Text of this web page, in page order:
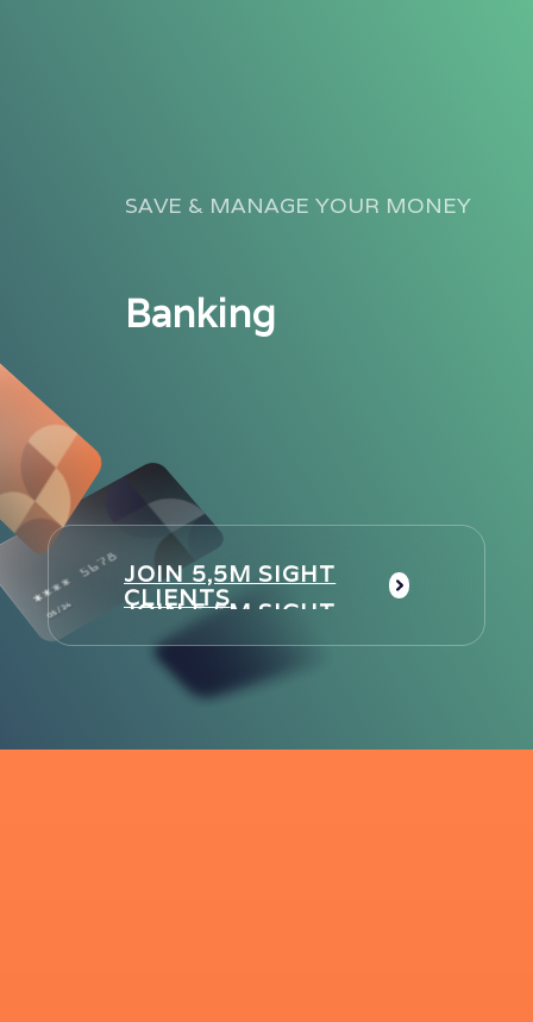
SAVE & MANAGE YOUR MONEY
Banking
JOIN 5,5M SIGHT
CLIENTS
JOIN 5,5M SIGHT
CLIENTS